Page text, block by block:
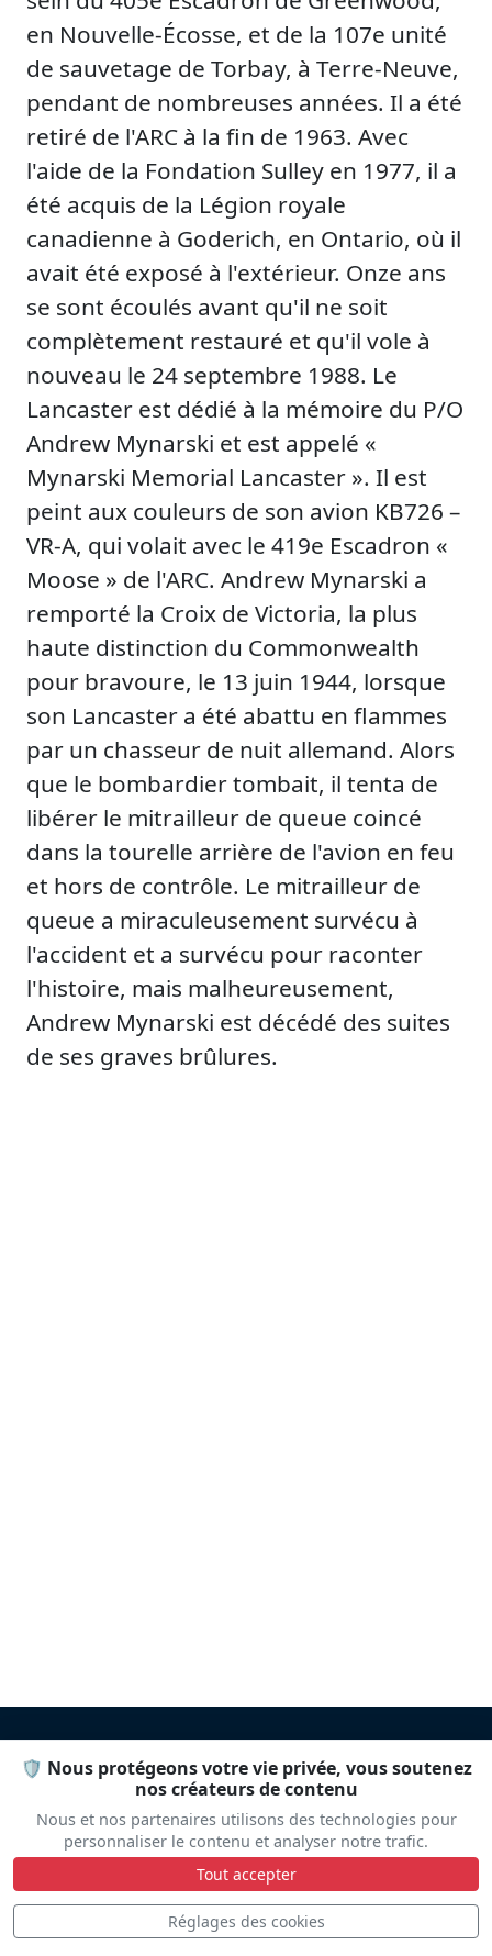
🛡️ Nous protégeons votre vie privée, vous soutenez
nos créateurs de contenu
Nous et nos partenaires utilisons des technologies pour
personnaliser le contenu et analyser notre trafic.
Tout accepter
Réglages des cookies
en Nouvelle-Écosse, et de la 107e unité
de sauvetage de Torbay, à Terre-Neuve,
pendant de nombreuses années. Il a été
retiré de l'ARC à la fin de 1963. Avec
l'aide de la Fondation Sulley en 1977, il a
été acquis de la Légion royale
canadienne à Goderich, en Ontario, où il
avait été exposé à l'extérieur. Onze ans
se sont écoulés avant qu'il ne soit
complètement restauré et qu'il vole à
nouveau le 24 septembre 1988. Le
Lancaster est dédié à la mémoire du P/O
Andrew Mynarski et est appelé «
Mynarski Memorial Lancaster ». Il est
peint aux couleurs de son avion KB726 –
VR-A, qui volait avec le 419e Escadron «
Moose » de l'ARC. Andrew Mynarski a
remporté la Croix de Victoria, la plus
haute distinction du Commonwealth
pour bravoure, le 13 juin 1944, lorsque
son Lancaster a été abattu en flammes
par un chasseur de nuit allemand. Alors
que le bombardier tombait, il tenta de
libérer le mitrailleur de queue coincé
dans la tourelle arrière de l'avion en feu
et hors de contrôle. Le mitrailleur de
queue a miraculeusement survécu à
l'accident et a survécu pour raconter
l'histoire, mais malheureusement,
Andrew Mynarski est décédé des suites
de ses graves brûlures.
DÉCOUVREZ